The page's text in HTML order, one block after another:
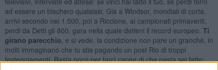
ad essere un bischero qualsiasi. Già a Windsor, mondiali di corta,
arrivi secondo nei 1.500, poi a Riccione, ai campionati primaverili,
perdi da Detti gli 800, gara nella quale detieni il record europeo. Ti
girano parecchio , e si vede, la condizione non pare un granché, in
molti immaginano che tu stia pagando un post Rio di troppi
festeggiamenti. Basta poco per farci capire di che pasta sei fatto: